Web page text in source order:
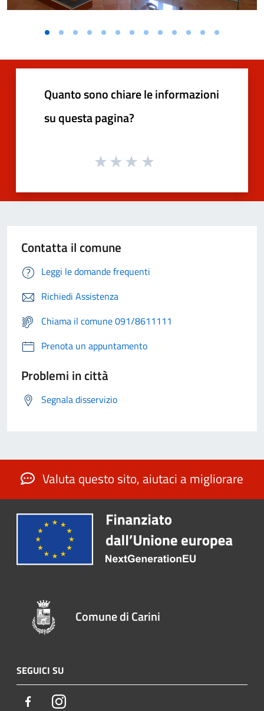
Quanto sono chiare le informazioni
su questa pagina?
Contatta il comune
Leggi le domande frequenti
Richiedi Assistenza
Chiama il comune 091/8611111
Prenota un appuntamento
Problemi in città
Segnala disservizio
Valuta questo sito, aiutaci a migliorare
Comune di Carini
SEGUICI SU
FacebookInstagram